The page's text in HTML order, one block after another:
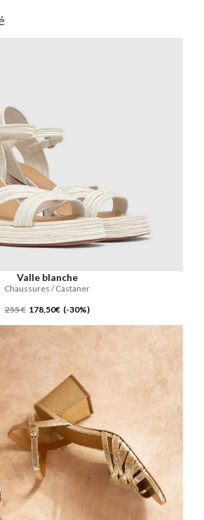
Valle blanche
Chaussures / Castaner
255 € 178,50€ (-30%)